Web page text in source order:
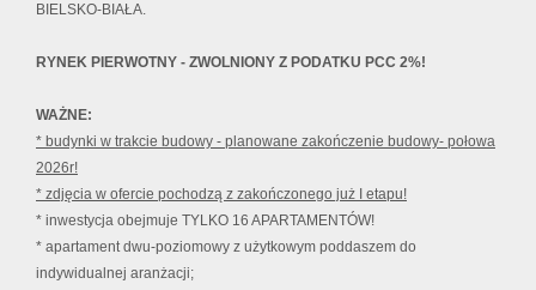
BIELSKO-BIAŁA.
RYNEK PIERWOTNY - ZWOLNIONY Z PODATKU PCC 2%!
WAŻNE:
* budynki w trakcie budowy - planowane zakończenie budowy- połowa
2026r!
* zdjęcia w ofercie pochodzą z zakończonego już I etapu!
* inwestycja obejmuje TYLKO 16 APARTAMENTÓW!
* apartament dwu-poziomowy z użytkowym poddaszem do
indywidualnej aranżacji;